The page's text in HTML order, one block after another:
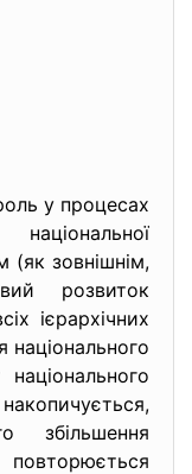
у процесах
(як зовнішнім,
розвиток
ієрархічних
національного
збільшення